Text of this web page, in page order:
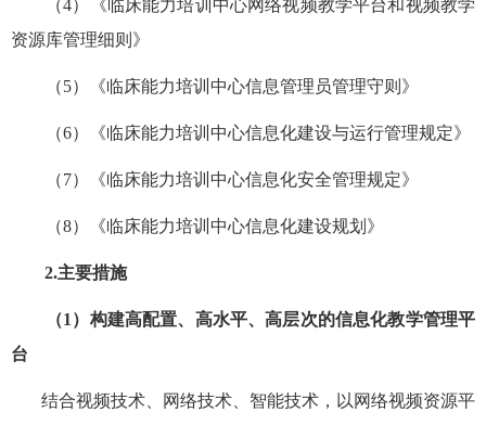
（4）《临床能力培训 中心网络视频教学平台和视频教学
资源库管理细则》
（5） 《临床能力培训 中心信息管理员管理守则》
（6）《临床能力培训 中心信息化建设与运行管理规定》
（7）《临床能力培训 中心信息化安全管理规定》
（8）《临床能力培训 中心信息化建设规划 》
2.主要措施
（1）构建高配置、高水平、高层次的信息化教学管理平
台
结合视频技术、网络技术、智能技术，以网络视频资源平